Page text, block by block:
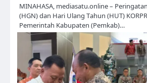
MINAHASA, mediasatu.online –
(HGN) dan Hari Ulang Tahun (HUT)
Pemerintah Kabupaten (Pemkab)…